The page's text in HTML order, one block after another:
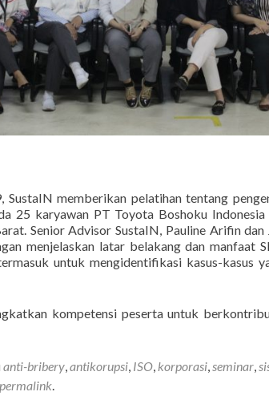
memberikan pelatihan tentang
25 karyawan PT Toyota Boshoku
Senior Advisor SustaIN, Pauline Arifin
menjelaskan latar belakang dan manfaat
untuk mengidentifikasi kasus-kasus
kompetensi peserta untuk
anti-bribery antikorupsi ISO korporasi seminar
permalink